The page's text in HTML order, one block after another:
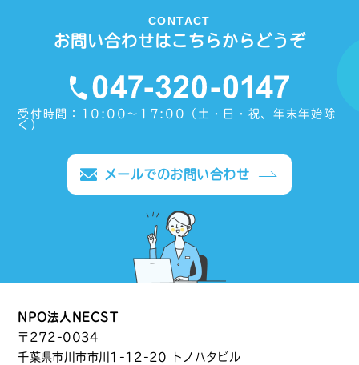
CONTACT
お問い合わせはこちらからどうぞ
受付時間：10:00〜17:00（土・日・祝、年末年始除
く）
メールでのお問い合わせ
NPO法人NECST
〒272-0034
千葉県市川市市川1-12-20 トノハタビル